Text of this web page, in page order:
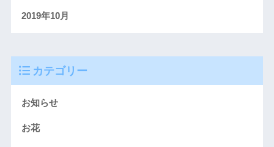
2019年10月
カテゴリー
お知らせ
お花